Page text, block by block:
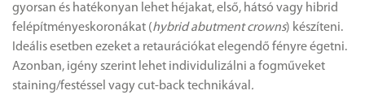
gyorsan és hatékonyan lehet héjakat, első, hátsó vagy hibrid
felépítményeskoronákat (hybrid abutment crowns) készíteni.
Ideális esetben ezeket a retaurációkat elegendő fényre égetni.
Azonban, igény szerint lehet individulizálni a fogműveket
staining/festéssel vagy cut-back technikával .